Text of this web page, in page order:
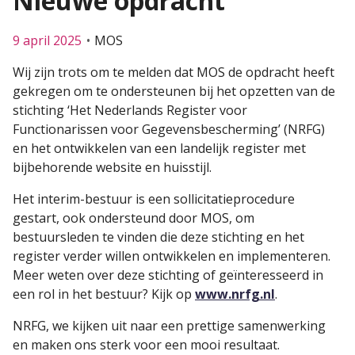
9 april 2025
MOS
Wij zijn trots om te melden dat MOS de opdracht heeft
gekregen om te ondersteunen bij het opzetten van de
stichting ‘Het Nederlands Register voor
Functionarissen voor Gegevensbescherming’ (NRFG)
en het ontwikkelen van een landelijk register met
bijbehorende website en huisstijl.
Het interim-bestuur is een sollicitatieprocedure
gestart, ook ondersteund door MOS, om
bestuursleden te vinden die deze stichting en het
register verder willen ontwikkelen en implementeren.
Meer weten over deze stichting of geïnteresseerd in
een rol in het bestuur? Kijk op www.nrfg.nl.
NRFG, we kijken uit naar een prettige samenwerking
en maken ons sterk voor een mooi resultaat.